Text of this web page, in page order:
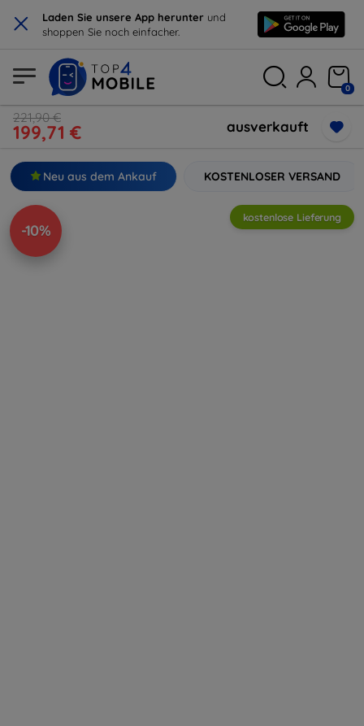
× Laden Sie unsere App herunter und
shoppen Sie noch einfacher.
0
221,90 €
199,71 € ausverkauft
Neu aus dem Ankauf KOSTENLOSER VERSAND
-10%
kostenlose Lieferung